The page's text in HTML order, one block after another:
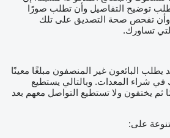
توضيح التفاصيل وأن تطلب صورًا
وأن تفحص صحة التصديق على تلك
تساورك.
يطلب البائعون غير المنصفون مبلغًا معينًا
شراء المعدات. وبالتالي يستطيع
ثم يختفون ولا تستطيع التواصل معهم بعد
على: